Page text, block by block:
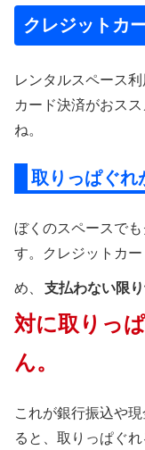
クレジットカ
レンタルスペース
カード決済がおス
ね。
取りっぱぐれ
ぼくのスペースで
す。クレジットカ
め、 支払わない限
対に取りっ
ん。
これが銀行振込や
ると、取りっぱぐ